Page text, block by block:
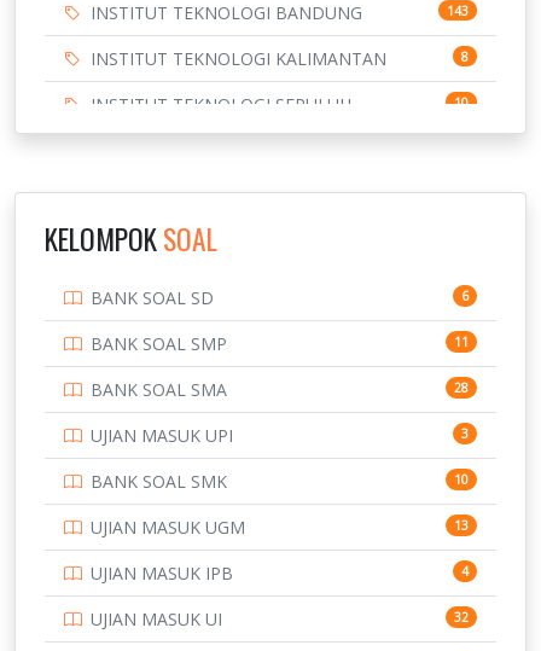
INSTITUT TEKNOLOGI BANDUNG 143
INSTITUT TEKNOLOGI KALIMANTAN 8
INSTITUT TEKNOLOGI SEPULUH
NOVEMBER
10
3
169
7
PTDI STTD 4
133
SMA 146
SMK 231
SMP 134
KELOMPOKSOAL
BANK SOAL SD 6
BANK SOAL SMP 11
BANK SOAL SMA 28
UJIAN MASUK UPI 3
BANK SOAL SMK 10
UJIAN MASUK UGM 13
UJIAN MASUK IPB 4
UJIAN MASUK UI 32